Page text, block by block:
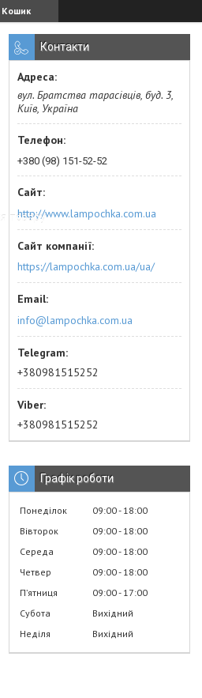
Кошик
товару
Контакти
вул. Братства тарасівців, буд. 3,
Київ, Україна
+380 (98) 151-52-52
http://www.lampochka.com.ua
https://lampochka.com.ua/ua/
info@lampochka.com.ua
+380981515252
+380981515252
Графік роботи
Понеділок 09:00 18:00
Вівторок
09:00 18:00
Середа
09:00 18:00
Четвер
09:00 18:00
Пʼятниця
09:00 17:00
Субота
Вихідний
Неділя
Вихідний